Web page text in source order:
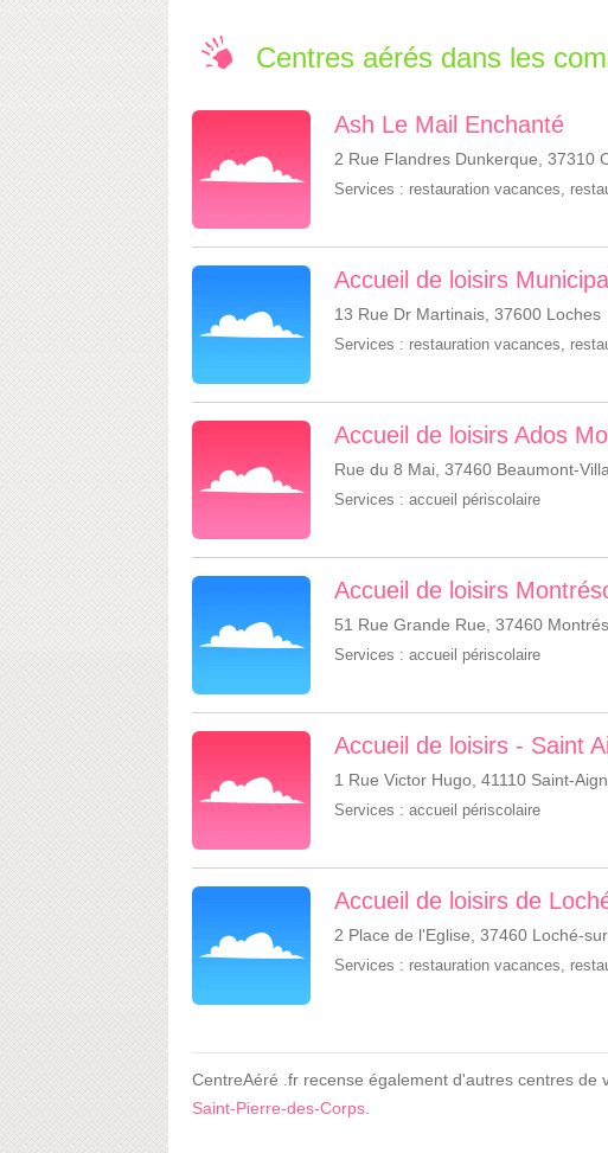
Centres aérés dans les
Ash Le Mail Enchanté
2 Rue Flandres Dunkerque, 37310
Services : restauration vacances,
Accueil de loisirs
13 Rue Dr Martinais, 37600 Loches
Services : restauration vacances,
Accueil de loisirs Ados
Rue du 8 Mai, 37460 Beaumont-
Services : accueil périscolaire
Accueil de loisirs
51 Rue Grande Rue, 37460
Services : accueil périscolaire
Accueil de loisirs - Saint
1 Rue Victor Hugo, 41110 Saint-
Services : accueil périscolaire
Accueil de loisirs de
2 Place de l'Eglise, 37460 Loché-
Services : restauration vacances,
CentreAéré .fr recense également d'autres centres de
Saint-Pierre-des-Corps